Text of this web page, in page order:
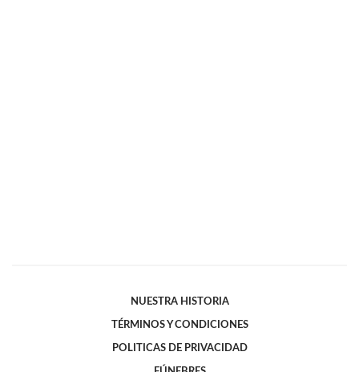
NUESTRA HISTORIA
TÉRMINOS Y CONDICIONES
POLITICAS DE PRIVACIDAD